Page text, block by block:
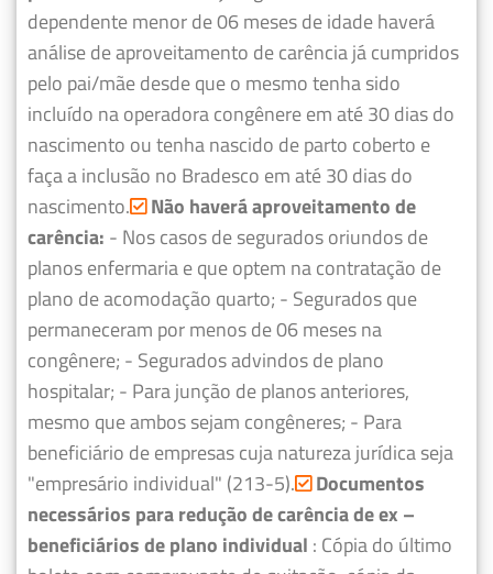
dependente menor de 06 meses de idade haverá
análise de aproveitamento de carência já cumpridos
pelo pai/mãe desde que o mesmo tenha sido
incluído na operadora congênere em até 30 dias do
nascimento ou tenha nascido de parto coberto e
faça a inclusão no Bradesco em até 30 dias do
nascimento. Não haverá aproveitamento de
carência: - Nos casos de segurados oriundos de
planos enfermaria e que optem na contratação de
plano de acomodação quarto; - Segurados que
permaneceram por menos de 06 meses na
congênere; - Segurados advindos de plano
hospitalar; - Para junção de planos anteriores,
mesmo que ambos sejam congêneres; - Para
beneficiário de empresas cuja natureza jurídica seja
"empresário individual" (213-5). Documentos
necessários para redução de carência de ex –
beneficiários de plano individual : Cópia do último